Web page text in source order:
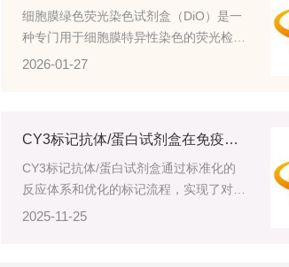
细胞膜绿色荧光染色试剂盒（DiO）是一
种专门用于细胞膜特异性染色的荧光检测
试剂盒，核心成分是DiO（3,3'-二辛基氧
2026-01-27
CY3标记抗体/蛋白试剂盒在免疫学和蛋白质研究中的应用广泛
CY3标记抗体/蛋白试剂盒通过标准化的
反应体系和优化的标记流程，实现了对抗
体、蛋白质等生物大分子的高效、稳定标
2025-11-25